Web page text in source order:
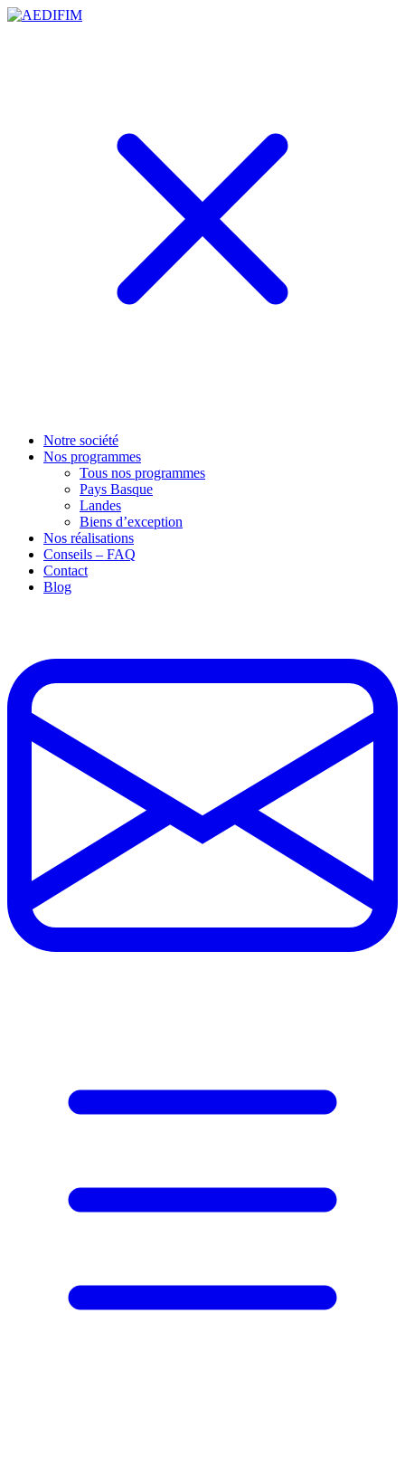
Notre société
Nos programmes
Tous nos programmes
Pays Basque
Landes
Biens d’exception
Nos réalisations
Conseils – FAQ
Contact
Blog